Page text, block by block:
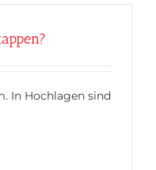
In Hochlagen sind